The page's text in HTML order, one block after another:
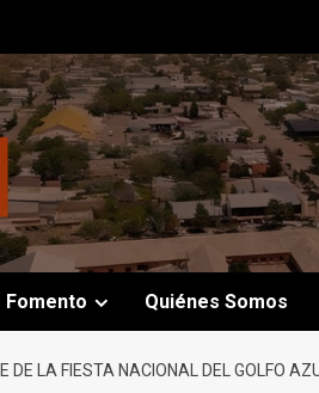
Fomento Quiénes Somos
DE LA FIESTA NACIONAL DEL GOLFO